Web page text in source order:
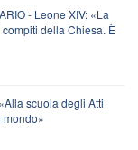
- Leone XIV: «La
della Chiesa. È
scuola degli Atti
mondo»